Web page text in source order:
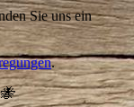
Sie uns ein
.